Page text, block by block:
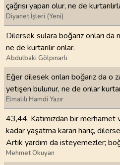
çağrısı yapan olur, ne de
Diyanet İşleri (Yeni)
Dilersek sulara boğarız onları da
ne de kurtarılır onlar.
Abdulbaki Gölpınarlı
Eğer dilesek onları boğarız da o
yetişen bulunur, ne de onlar
Elmalılı Hamdi Yazır
43,44. Katımızdan bir merhamet
kadar yaşatma kararı hariç,
Artık yardım da isteyemezler;
Mehmet Okuyan